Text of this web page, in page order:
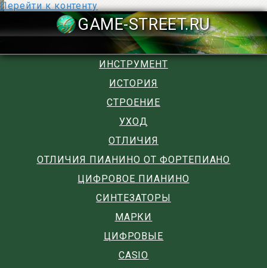
Перейти к контенту
GAME-
ИНСТРУМЕНТ
ИСТОРИЯ
СТРОЕНИЕ
УХОД
ОТЛИЧИЯ
ОТЛИЧИЯ ПИАНИНО ОТ ФОРТЕПИАНО
ЦИФРОВОЕ ПИАНИНО
СИНТЕЗАТОРЫ
МАРКИ
ЦИФРОВЫЕ
CASIO